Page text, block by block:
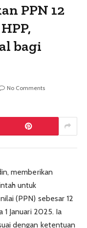
PPN 12
bagi
No Comments
memberikan
untuk
(PPN) sebesar 12
Januari 2025. Ia
dengan ketentuan